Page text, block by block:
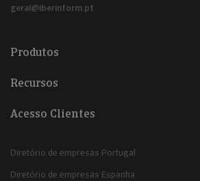
geral@iberinform.pt
Produtos
Recursos
Acesso Clientes
Diretório de empresas Portugal
Diretório de empresas Espanha